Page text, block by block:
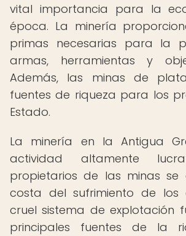
vital importancia para la
época. La minería
primas necesarias para la
armas, herramientas y
Además, las minas de
fuentes de riqueza para los
Estado.
La minería en la Antigua
actividad altamente
propietarios de las minas se
costa del sufrimiento de los
cruel sistema de explotación
principales fuentes de la